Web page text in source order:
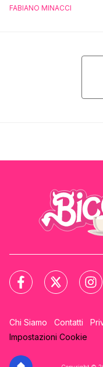
FABIANO MINACCI
Chi Siamo Contatti
Impostazioni Cookie